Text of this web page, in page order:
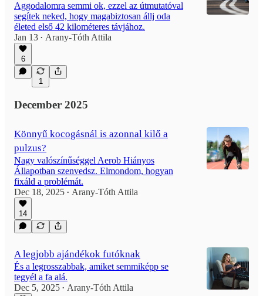
Aggodalomra semmi ok, ezzel az útmutatóval
segítek neked, hogy magabiztosan állj oda
életed első 42 kilométeres távjához.
Jan 13 • Arany-Tóth Attila
6
1
December 2025
Könnyű kocogásnál is azonnal kilő a
pulzus?
Nagy valószínűséggel Aerob Hiányos
Állapotban szenvedsz. Elmondom, hogyan
fixáld a problémát.
Dec 18, 2025 • Arany-Tóth Attila
14
A legjobb ajándékok futóknak
És a legrosszabbak, amiket semmiképp se
tegyél a fa alá.
Dec 5, 2025 • Arany-Tóth Attila